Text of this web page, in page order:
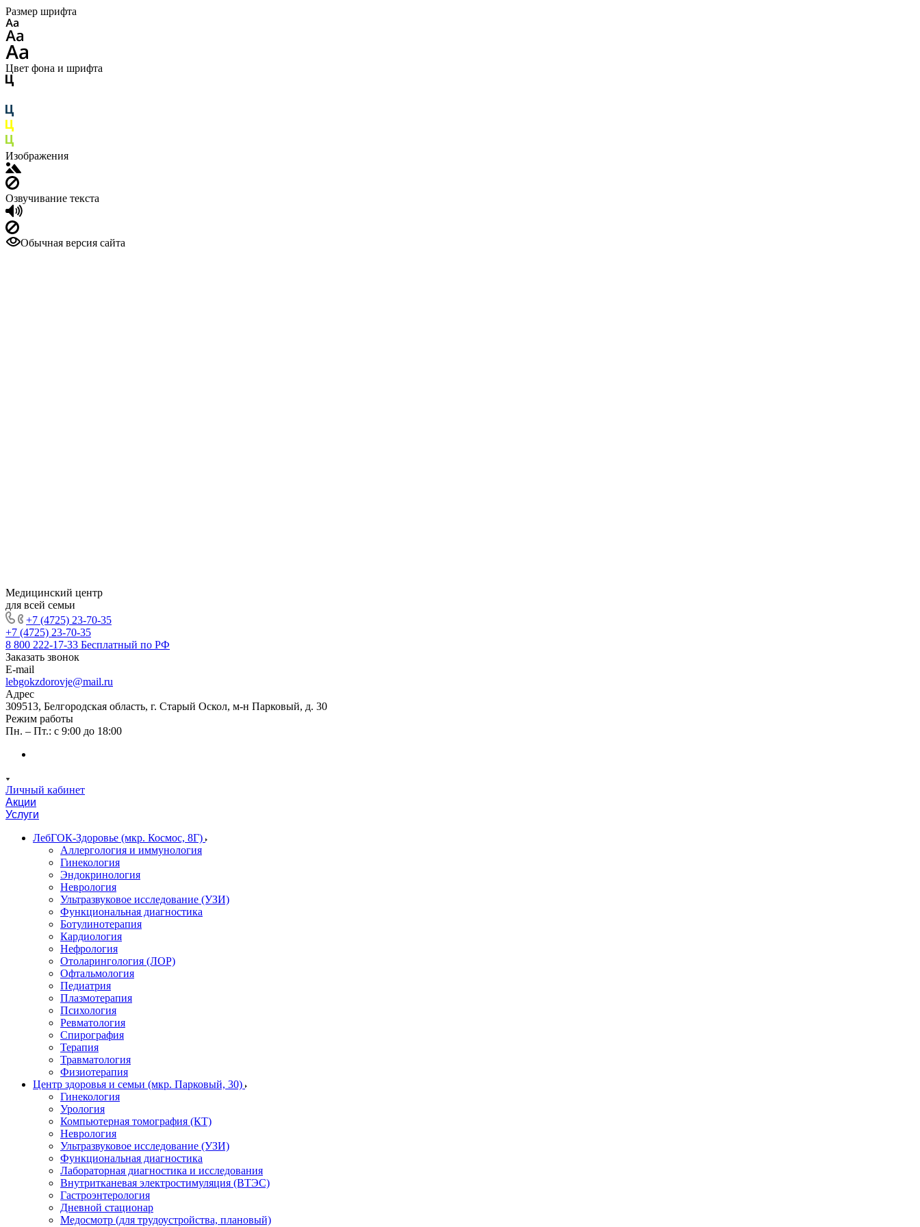
Размер шрифта
Цвет фона и шрифта
Изображения
Озвучивание текста
Обычная версия сайта
Медицинский центр
для всей семьи
+7 (4725) 23-70-35
+7 (4725) 23-70-35
8 800 222-17-33 Бесплатный по РФ
Заказать звонок
E-mail
lebgokzdorovje@mail.ru
Адрес
309513, Белгородская область, г. Старый Оскол, м-н Парковый, д. 30
Режим работы
Пн. – Пт.: с 9:00 до 18:00
Личный кабинет
Акции
Услуги
ЛебГОК-Здоровье (мкр. Космос, 8Г)
Аллергология и иммунология
Гинекология
Эндокринология
Неврология
Ультразвуковое исследование (УЗИ)
Функциональная диагностика
Ботулинотерапия
Кардиология
Нефрология
Отоларингология (ЛОР)
Офтальмология
Педиатрия
Плазмотерапия
Психология
Ревматология
Спирография
Терапия
Травматология
Физиотерапия
Центр здоровья и семьи (мкр. Парковый, 30)
Гинекология
Урология
Компьютерная томография (КТ)
Неврология
Ультразвуковое исследование (УЗИ)
Функциональная диагностика
Лабораторная диагностика и исследования
Внутритканевая электростимуляция (ВТЭС)
Гастроэнтерология
Дневной стационар
Медосмотр (для трудоустройства, плановый)